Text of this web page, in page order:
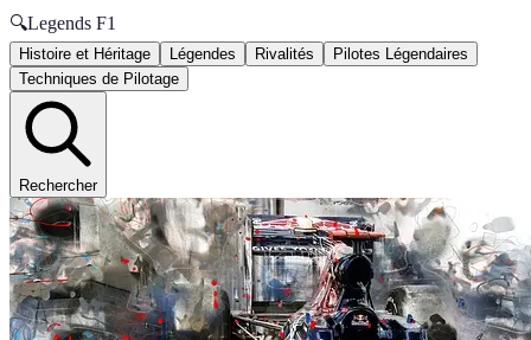
🔍Legends F1
Histoire et Héritage Légendes Rivalités
Pilotes Légendaires
Techniques de Pilotage
Rechercher